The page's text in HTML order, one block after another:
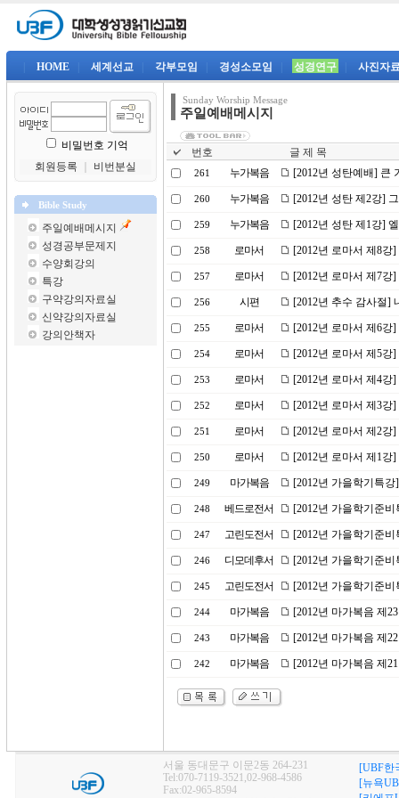
HOME 세계선교 각부모임 경성소모임 성경연구 사진자
비밀번호 기억
회원등록
비번분실
Bible Study
주일예배메시지
성경공부문제지
수양회강의
특강
구약강의자료실
신약강의자료실
강의안책자
Sunday Worship Message
주일예배메시지
번호 글 제 목
261 누가복음 [2012년 성탄예배] 큰
260 누가복음 [2012년 성탄 제2강]
259 누가복음 [2012년 성탄 제1강]
258 로마서 [2012년 로마서 제8강
257 로마서 [2012년 로마서 제7강
256 시편 [2012년 추수 감사절]
255 로마서 [2012년 로마서 제6강
254 로마서 [2012년 로마서 제5강
253 로마서 [2012년 로마서 제4강
252 로마서 [2012년 로마서 제3
251 로마서 [2012년 로마서 제2강
250 로마서 [2012년 로마서 제1강
249 마가복음 [2012년 가을학기특
248 베드로전서 [2012년 가을학기준
247 고린도전서 [2012년 가을학기준
246 디모데후서 [2012년 가을학기준
245 고린도전서 [2012년 가을학기준
244 마가복음 [2012년 마가복음 제
243 마가복음 [2012년 마가복음 제
242 마가복음 [2012년 마가복음 제
서울 동대문구 이문2동 264-231
Tel:070-7119-3521,02-968-4586
Fax:02-965-8594
[UBF한
[뉴욕